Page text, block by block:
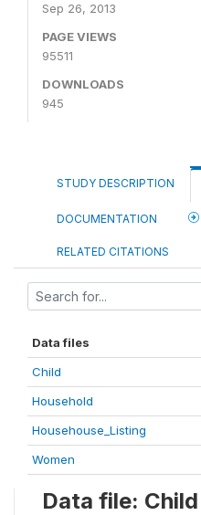
Sep 26, 2013
PAGE VIEWS
95511
DOWNLOADS
945
STUDY DESCRIPTION
DOCUMENTATION
RELATED CITATIONS
Data files
Child
Household
Househouse_Listing
Women
Data file: Child